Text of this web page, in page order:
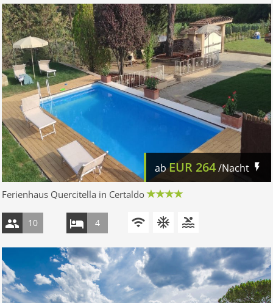
abEUR 264/Nacht
Ferienhaus Quercitella in Certaldo
10 4